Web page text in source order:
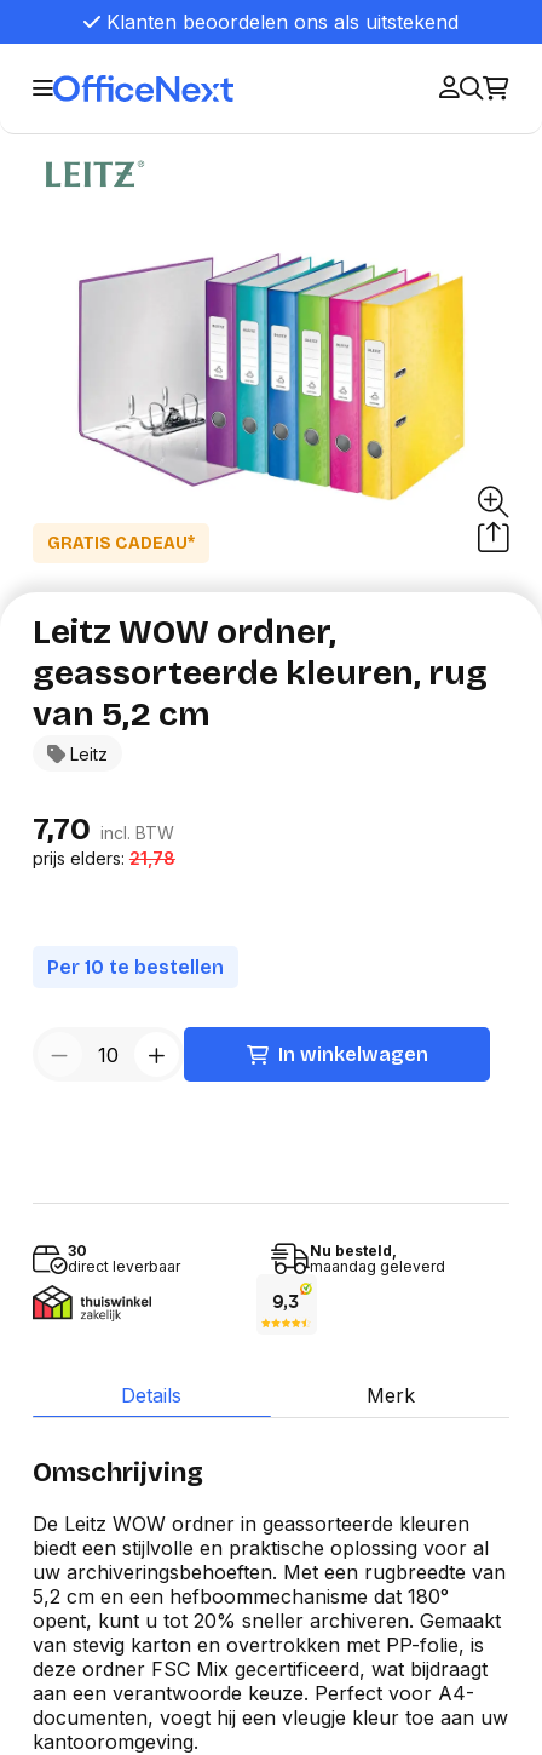
Klanten beoordelen ons als uitstekend
GRATIS CADEAU*
Leitz
Leitz WOW ordner,
geassorteerde kleuren, rug
van 5,2 cm
7,70 incl. BTW
prijs elders:21,78
Per 10 te bestellen
In winkelwagen
30
direct leverbaar
Nu besteld,
maandag geleverd
Details Merk
Omschrijving
De Leitz WOW ordner in geassorteerde kleuren
biedt een stijlvolle en praktische oplossing voor al
uw archiveringsbehoeften. Met een rugbreedte van
5,2 cm en een hefboommechanisme dat 180°
opent, kunt u tot 20% sneller archiveren. Gemaakt
van stevig karton en overtrokken met PP-folie, is
deze ordner FSC Mix gecertificeerd, wat bijdraagt
aan een verantwoorde keuze. Perfect voor A4-
documenten, voegt hij een vleugje kleur toe aan uw
kantooromgeving.